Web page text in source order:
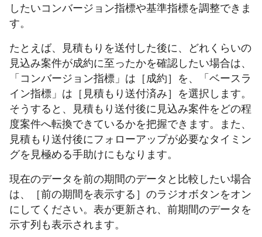
したいコンバージョン指標や基準指標を調整できま
す。
たとえば、見積もりを送付した後に、どれくらいの
見込み案件が成約に至ったかを確認したい場合は、
「コンバージョン指標」は［成約］を、「ベースラ
イン指標」は［見積もり送付済み］を選択します。
そうすると、見積もり送付後に見込み案件をどの程
度案件へ転換できているかを把握できます。また、
見積もり送付後にフォローアップが必要なタイミン
グを見極める手助けにもなります。
現在のデータを前の期間のデータと比較したい場合
は、［前の期間を表示する］のラジオボタンをオン
にしてください。表が更新され、前期間のデータを
示す列も表示されます。